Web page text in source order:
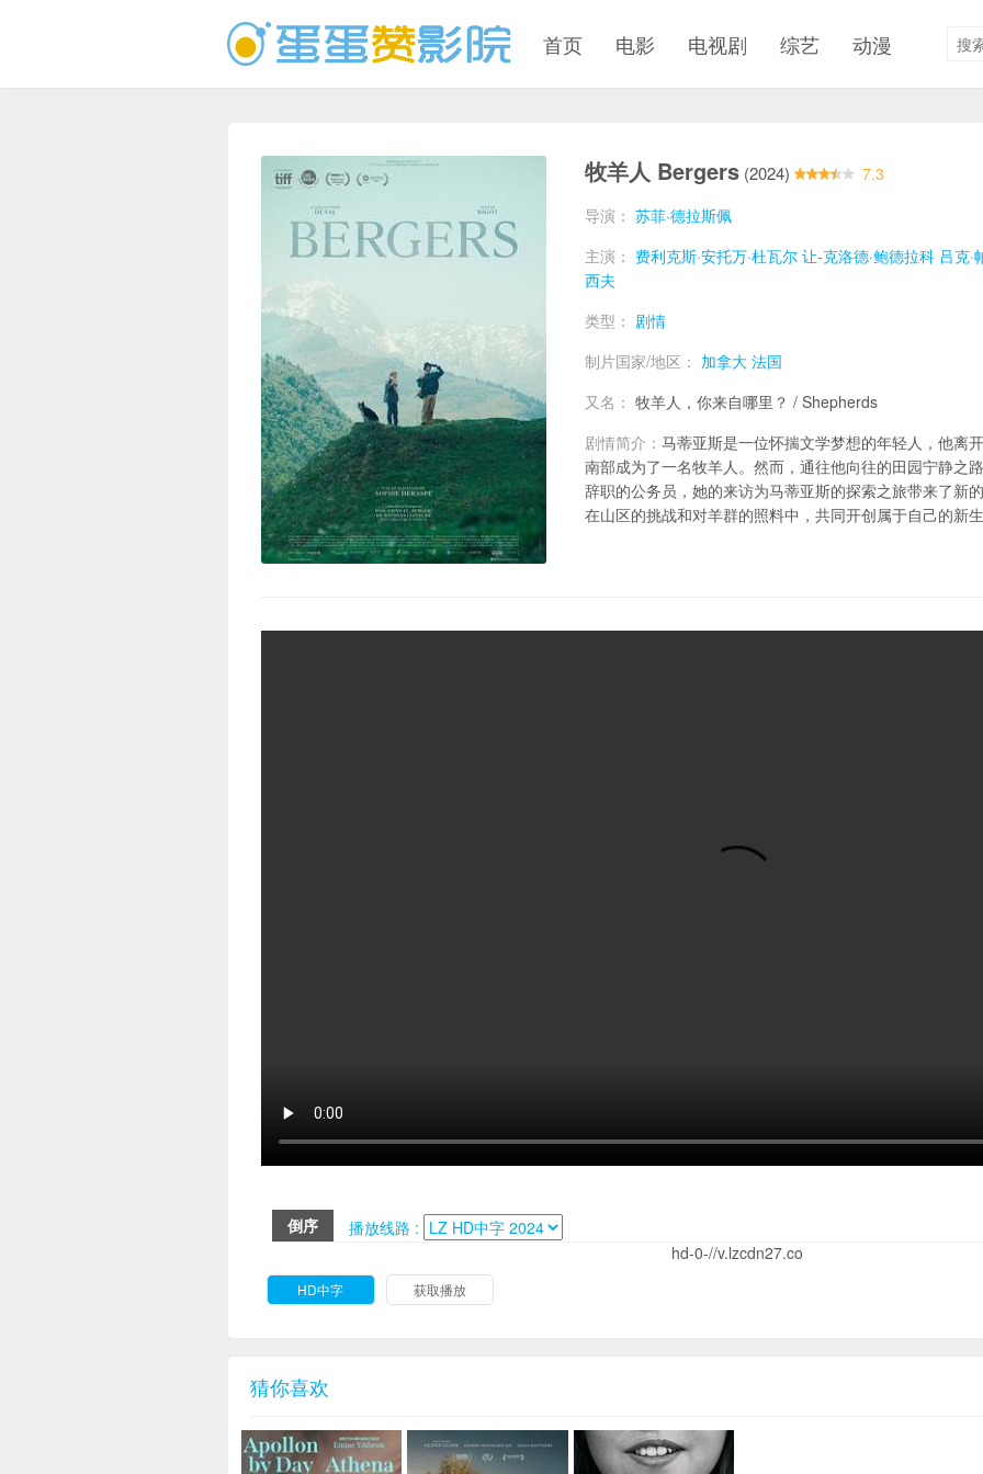
首页 电影 电视剧 综艺 动漫
牧羊人 Bergers (2024)
7.3
导演： 苏菲·德拉斯佩
主演： 费利克斯·安托万·杜瓦尔 让-克洛德·鲍德拉科 吕克·
西夫
类型： 剧情
制片国家/地区： 加拿大 法国
又名： 牧羊人，你来自哪里？ / Shepherds
剧情简介： 马蒂亚斯是一位怀揣文学梦想的年轻人，他离
南部成为了一名牧羊人。然而，通往他向往的田园宁静之
辞职的公务员，她的来访为马蒂亚斯的探索之旅带来了新
在山区的挑战和对羊群的照料中，共同开创属于自己的新
倒序
播放线路 :
hd-0-//v.lzcdn27.co
HD中字 获取播放
猜你喜欢